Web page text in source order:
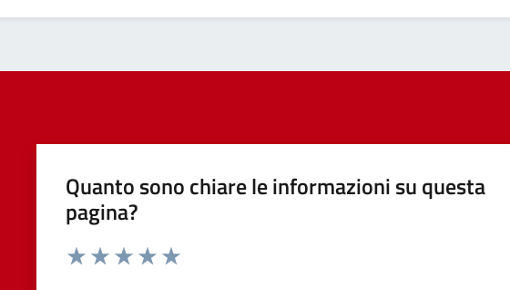
Quanto sono chiare le informazioni su questa
pagina?